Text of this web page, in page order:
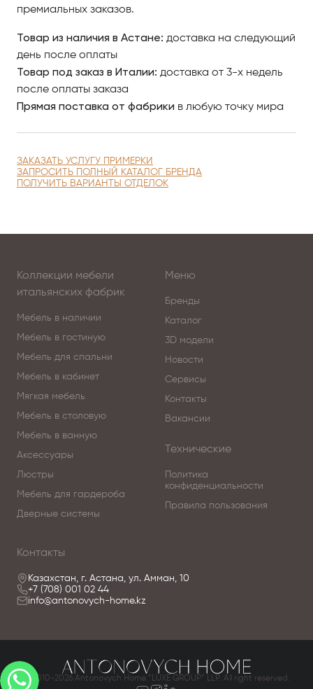
премиальных заказов.
Товар из наличия в Астане: доставка на следующий
день после оплаты
Товар под заказ в Италии: доставка от 3-х недель
после оплаты заказа
Прямая поставка от фабрики в любую точку мира
ЗАКАЗАТЬ УСЛУГУ ПРИМЕРКИ
ЗАПРОСИТЬ ПОЛНЫЙ КАТАЛОГ БРЕНДА
ПОЛУЧИТЬ ВАРИАНТЫ ОТДЕЛОК
Коллекции мебели
итальянских фабрик
Мебель в наличии
Мебель в гостиную
Мебель для спальни
Мебель в кабинет
Мягкая мебель
Мебель в столовую
Мебель в ванную
Аксессуары
Люстры
Мебель для гардероба
Дверные системы
Меню
Бренды
Каталог
3D модели
Новости
Сервисы
Контакты
Вакансии
Технические
Политика
конфиденциальности
Правила пользования
Контакты
Казахстан, г. Астана, ул. Амман, 10
+7 (708) 001 02 44
info@antonovych-home.kz
© 2010-2026 Antonovych Home.”LUXE GROUP” LLP. All right reserved.